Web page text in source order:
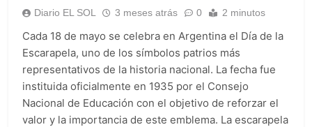
Diario EL SOL 3 meses atrás 0 2 minutos
Cada 18 de mayo se celebra en Argentina el Día de la
Escarapela, uno de los símbolos patrios más
representativos de la historia nacional. La fecha fue
instituida oficialmente en 1935 por el Consejo
Nacional de Educación con el objetivo de reforzar el
valor y la importancia de este emblema. La escarapela